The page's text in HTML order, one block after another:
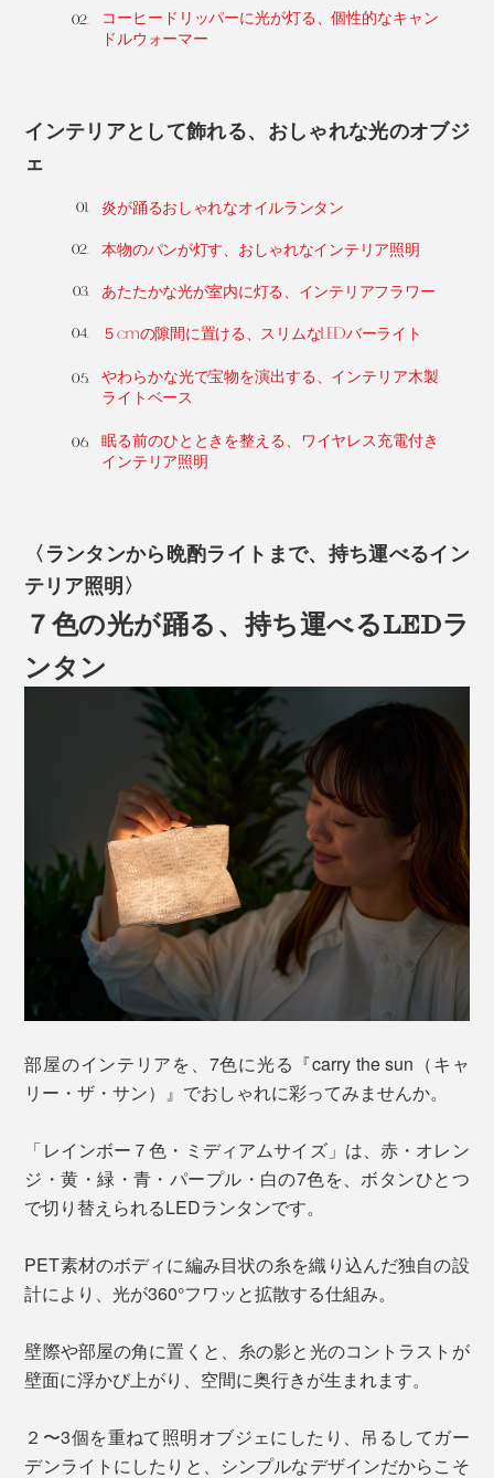
コーヒードリッパーに光が灯る、個性的なキャン
ドルウォーマー
インテリアとして飾れる、おしゃれな光のオブジ
ェ
炎が踊るおしゃれなオイルランタン
本物のパンが灯す、おしゃれなインテリア照明
あたたかな光が室内に灯る、インテリアフラワー
５cmの隙間に置ける、スリムなLEDバーライト
やわらかな光で宝物を演出する、インテリア木製
ライトベース
眠る前のひとときを整える、ワイヤレス充電付き
インテリア照明
〈ランタンから晩酌ライトまで、持ち運べるイン
テリア照明〉
７色の光が踊る、持ち運べるLEDラ
ンタン
部屋のインテリアを、7色に光る『carry the sun（キャ
リー・ザ・サン）』でおしゃれに彩ってみませんか。
「レインボー７色・ミディアムサイズ」は、赤・オレン
ジ・黄・緑・青・パープル・白の7色を、ボタンひとつ
で切り替えられるLEDランタンです。
PET素材のボディに編み目状の糸を織り込んだ独自の設
計により、光が360°フワッと拡散する仕組み。
壁際や部屋の角に置くと、糸の影と光のコントラストが
壁面に浮かび上がり、空間に奥行きが生まれます。
２〜3個を重ねて照明オブジェにしたり、吊るしてガー
デンライトにしたりと、シンプルなデザインだからこそ